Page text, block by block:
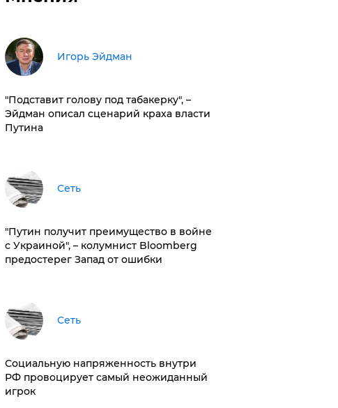
Игорь Эйдман
​"Подставит голову под табакерку", –
Эйдман описал сценарий краха власти
Путина
Сеть
"Путин получит преимущество в войне
с Украиной", – колумнист Bloomberg
предостерег Запад от ошибки
Сеть
Социальную напряженность внутри
РФ провоцирует самый неожиданный
игрок